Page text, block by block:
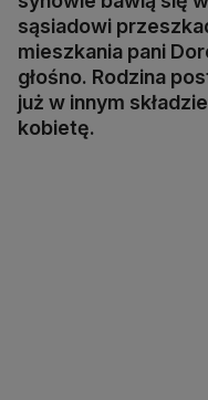
sąsiadowi
mieszkania pani
głośno. Rodzina
już w innym
kobietę.